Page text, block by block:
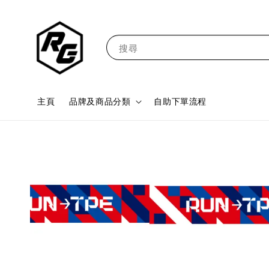
搜尋
主頁 品牌及商品分類 自助下單流程